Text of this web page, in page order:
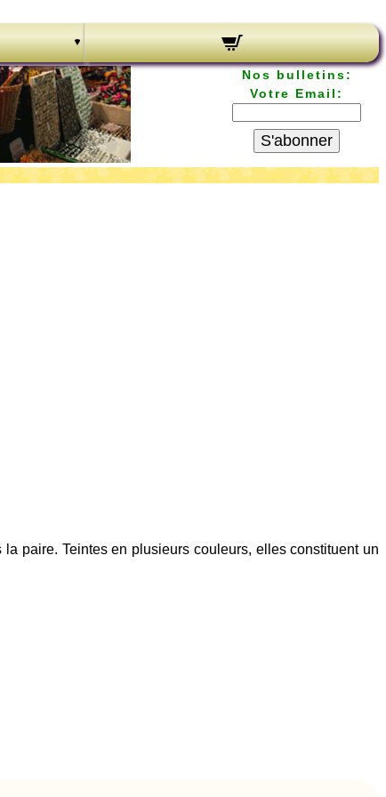
Nos bulletins:
Votre Email:
S'abonner
paire. Teintes en plusieurs couleurs, elles constituent un